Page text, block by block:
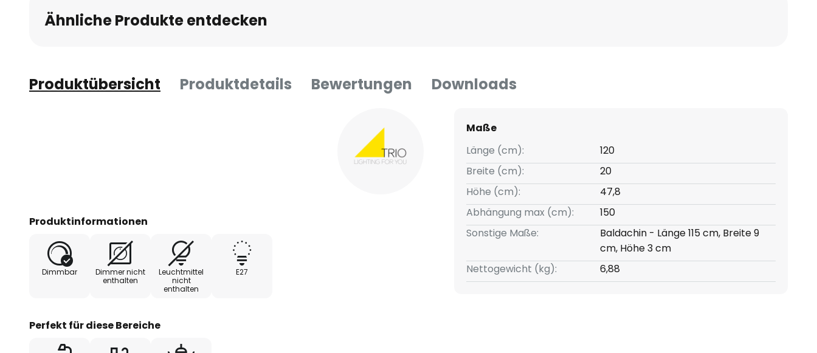
Ähnliche Produkte entdecken
Produktübersicht Produktdetails Bewertungen Downloads
Produktinformationen
Dimmbar
Dimmer nicht
enthalten
Leuchtmittel
nicht
enthalten
E27
Perfekt für diese Bereiche
Maße
Länge (cm):
120
Breite (cm):
20
Höhe (cm):
47,8
Abhängung max (cm):
150
Sonstige Maße:
Baldachin - Länge 115 cm, Breite 9
cm, Höhe 3 cm
Nettogewicht (kg):
6,88